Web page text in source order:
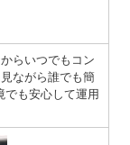
らいつでもコン
ながら誰でも簡
も安心して運用